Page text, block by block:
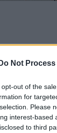
Do Not
opt-out of the
for
Please
interest-based
to third